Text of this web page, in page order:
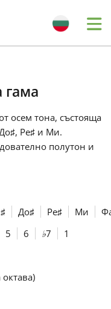
гама
осем тона, състояща
♯, Ре♯ и Ми.
полутон и
♯ До♯ Ре♯ Ми
5 6 ♭7 1